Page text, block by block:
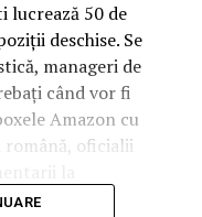
50 de
deschise. Se
manageri de
când vor fi
Amazon cu
oficialii